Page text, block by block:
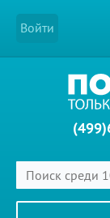
Войти